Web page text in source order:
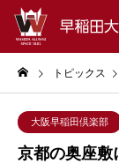
トピックス
大阪早稲田倶楽部
京都の奥座敷